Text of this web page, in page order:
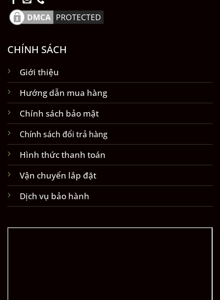
CHÍNH SÁCH
Giới thiệu
Hướng dẫn mua hàng
Chính sách bảo mật
Chính sách đổi trả hàng
Hình thức thanh toán
Vận chuyển lắp đặt
Dịch vụ bảo hành